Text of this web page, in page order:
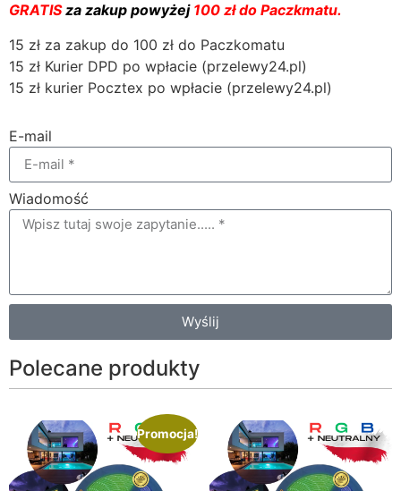
GRATISza zakup powyżej100 zł do Paczkmatu.
15 zł za zakup do 100 zł do Paczkomatu
15 zł Kurier DPD po wpłacie (przelewy24.pl)
15 zł kurier Pocztex po wpłacie (przelewy24.pl)
E-mail
Wiadomość
Wyślij
Polecane produkty
Promocja!